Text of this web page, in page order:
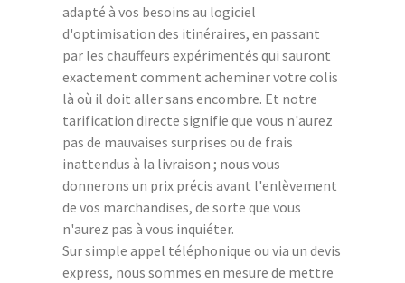
adapté à vos besoins au logiciel
d'optimisation des itinéraires, en passant
par les chauffeurs expérimentés qui sauront
exactement comment acheminer votre colis
là où il doit aller sans encombre. Et notre
tarification directe signifie que vous n'aurez
pas de mauvaises surprises ou de frais
inattendus à la livraison ; nous vous
donnerons un prix précis avant l'enlèvement
de vos marchandises, de sorte que vous
n'aurez pas à vous inquiéter.
Sur simple appel téléphonique ou via un devis
express, nous sommes en mesure de mettre